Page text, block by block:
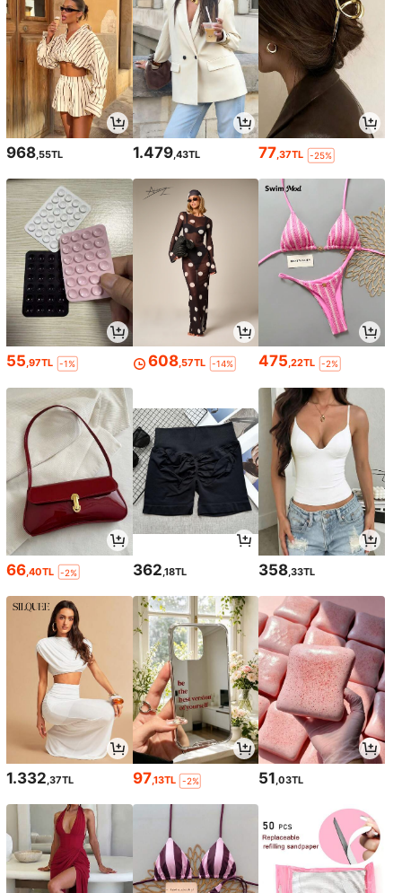
968,55TL 1.479,43TL 77,37TL -25%
55,97TL -1% 608,57TL -14% 475,22TL -2%
66 ,40TL -2% 362 ,18TL 358 ,33TL
1.332,37TL 97,13TL -2% 51,03TL